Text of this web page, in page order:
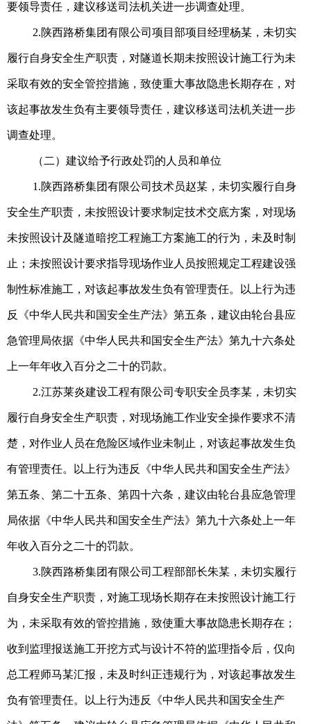
要领导责任，建议移送司法机关进一步调查处理。
2.陕西路桥集团有限公司项目部项目经理杨某，未切实
履行自身安全生产职责，对隧道长期未按照设计施工行为未
采取有效的安全管控措施，致使重大事故隐患长期存在，对
该起事故发生负有主要领导责任，建议移送司法机关进一步
调查处理。
（二）建议给予行政处罚的人员和单位
1.陕西路桥集团有限公司技术员赵某，未切实履行自身
安全生产职责，未按照设计要求制定技术交底方案，对现场
未按照设计及隧道暗挖工程施工方案施工的行为，未及时制
止；未按照设计要求指导现场作业人员按照规定工程建设强
制性标准施工，对该起事故发生负有管理责任。以上行为违
反《中华人民共和国安全生产法》第五条，建议由轮台县应
急管理局依据《中华人民共和国安全生产法》第九十六条处
上一年年收入百分之二十的罚款。
2.江苏莱炎建设工程有限公司专职安全员李某，未切实
履行自身安全生产职责，对现场施工作业安全操作要求不清
楚，对作业人员在危险区域作业未制止，对该起事故发生负
有管理责任。以上行为违反《中华人民共和国安全生产法》
第五条、第二十五条、第四十六条，建议由轮台县应急管理
局依据《中华人民共和国安全生产法》第九十六条处上一年
年收入百分之二十的罚款。
3.陕西路桥集团有限公司工程部部长朱某，未切实履行
自身安全生产职责，对施工现场长期存在未按照设计施工行
为，未采取有效的管控措施，致使重大事故隐患长期存在；
收到监理报送施工开挖方式与设计不符的监理指令后，仅向
总工程师马某汇报，未及时纠正违规行为，对该起事故发生
负有管理责任。以上行为违反《中华人民共和国安全生产